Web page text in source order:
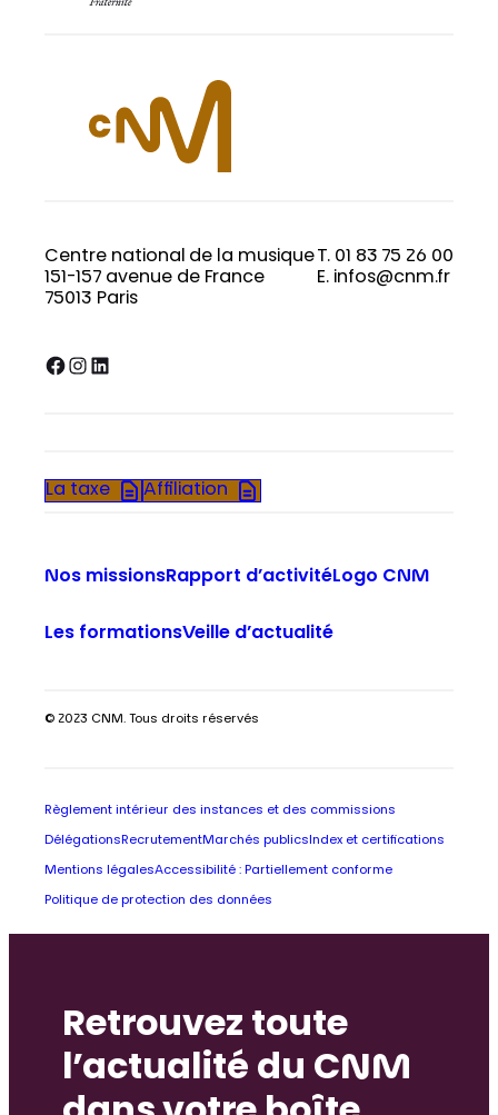
Centre national de la musique
151-157 avenue de France
75013 Paris
T. 01 83 75 26 00
E. infos@cnm.fr
Facebook InstagramLinkedIn
La taxe Affiliation
Nos missionsRapport d’activitéLogo CNM
Les formationsVeille d’actualité
© 2023 CNM. Tous droits réservés
Règlement intérieur des instances et des commissions
Délégations RecrutementMarchés publics Index et certifications
Mentions légalesAccessibilité : Partiellement conforme
Politique de protection des données
Retrouvez toute
l’actualité du CNM